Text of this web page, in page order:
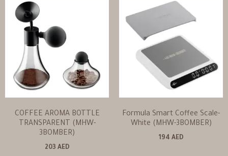
Formula Smart Coffee Scale-
White (MHW-3BOMBER)
194 AED
COFFEE AROMA BOTTLE
TRANSPARENT (MHW-
3BOMBER)
203 AED